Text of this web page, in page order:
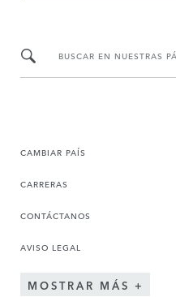
BUSCAR EN NUESTRAS
CAMBIAR PAÍS
CARRERAS
CONTÁCTANOS
AVISO LEGAL
MOSTRAR MÁS